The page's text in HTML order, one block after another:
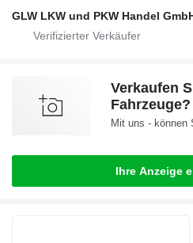
GLW LKW und PKW Handel
Verkaufen
Fahrzeuge?
Mit uns - können
Ihre Anzeige